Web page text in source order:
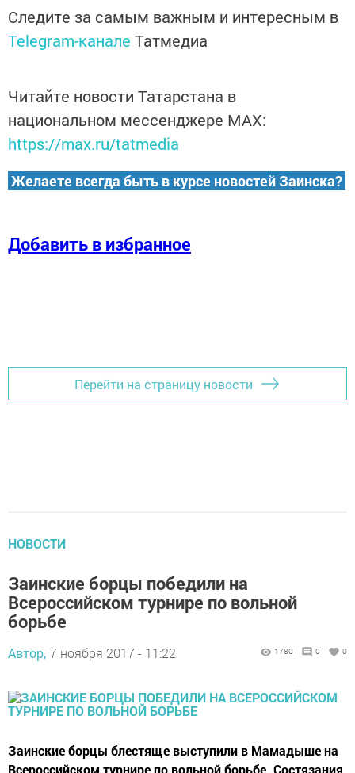
Следите за самым важным и интересным в
Telegram-канале Татмедиа
Читайте новости Татарстана в
национальном мессенджере MАХ:
https://max.ru/tatmedia
Желаете всегда быть в курсе новостей Заинска?
Добавить в избранное
Перейти на страницу новости
НОВОСТИ
Заинские борцы победили на
Всероссийском турнире по вольной
борьбе
Автор, 7 ноября 2017 - 11:22 1780 0 0
Заинские борцы блестяще выступили в Мамадыше на